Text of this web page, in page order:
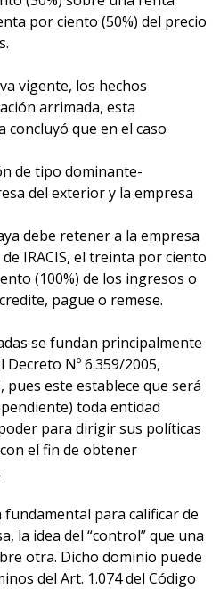
por ciento (50%) del precio
vigente, los hechos
arrimada, esta
que en el caso
de tipo dominante-
del exterior y la empresa
debe retener a la empresa
IRACIS, el treinta por ciento
(100%) de los ingresos o
pague o remese.
se fundan principalmente
Decreto Nº 6.359/2005,
pues este establece que será
toda entidad
para dirigir sus políticas
el fin de obtener
para calificar de
la idea del “control” que una
otra. Dicho dominio puede
del Art. 1.074 del Código